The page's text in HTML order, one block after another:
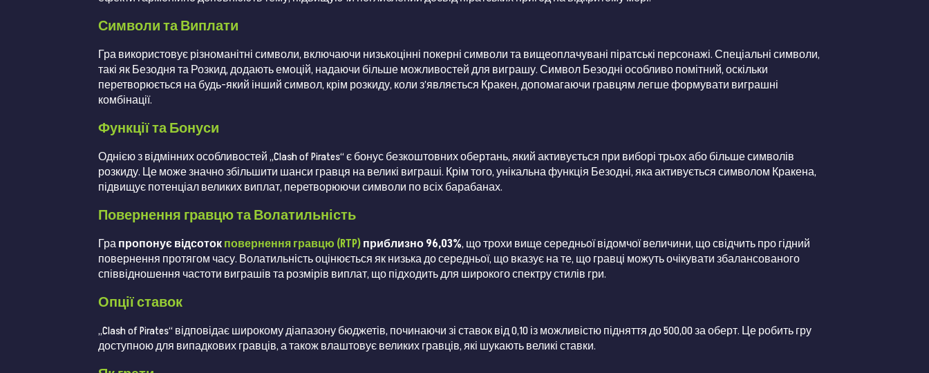
Символи та Виплати
Гра використовує різноманітні символи, включаючи низькоцінні покерні символи та вищеоплачувані піратські персонажі. Спеціальні символи,
такі як Безодня та Розкид, додають емоцій, надаючи більше можливостей для виграшу. Символ Безодні особливо помітний, оскільки
перетворюється на будь-який інший символ, крім розкиду, коли з’являється Кракен, допомагаючи гравцям легше формувати виграшні
комбінації.
Функції та Бонуси
Однією з відмінних особливостей „Clash of Pirates“ є бонус безкоштовних обертань, який активується при виборі трьох або більше символів
розкиду. Це може значно збільшити шанси гравця на великі виграші. Крім того, унікальна функція Безодні, яка активується символом Кракена,
підвищує потенціал великих виплат, перетворюючи символи по всіх барабанах.
Повернення гравцю та Волатильність
Грапропонує відсотокповернення гравцю (RTP)приблизно 96,03%, що трохи вище середньої відомчої величини, що свідчить про гідний
повернення протягом часу. Волатильність оцінюється як низька до середньої, що вказує на те, що гравці можуть очікувати збалансованого
співвідношення частоти виграшів та розмірів виплат, що підходить для широкого спектру стилів гри.
Опції ставок
„Clash of Pirates“ відповідає широкому діапазону бюджетів, починаючи зі ставок від 0,10 із можливістю підняття до 500,00 за оберт. Це робить гру
доступною для випадкових гравців, а також влаштовує великих гравців, які шукають великі ставки.